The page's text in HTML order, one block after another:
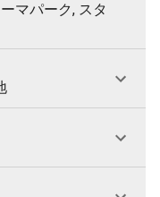
マパーク, スタ